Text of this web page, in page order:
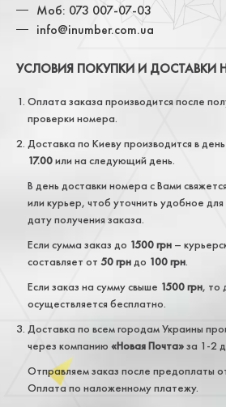
Моб: 073 007-07-03
info@inumber.com.ua
УСЛОВИЯ ПОКУПКИ И ДОСТАВКИ
Оплата заказа производится после
проверки номера.
Доставка по Киеву производится в
17.00или на следующий день.
В день доставки номера с Вами
или курьер, чтоб уточнить удобное для
дату получения заказа.
Если сумма заказ до 1500 грн –
составляет от 50 грндо 100 грн.
Если заказ на сумму свыше 1500 грн, то
осуществляется бесплатно.
Доставка по всем городам Украины
через компанию «Новая Почта»за 1-2
Отправляем заказ после предоплаты
Оплата по наложенному платежу.